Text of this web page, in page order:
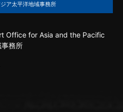
ア太平洋地域事務所
Office for Asia and the Pacific
務所